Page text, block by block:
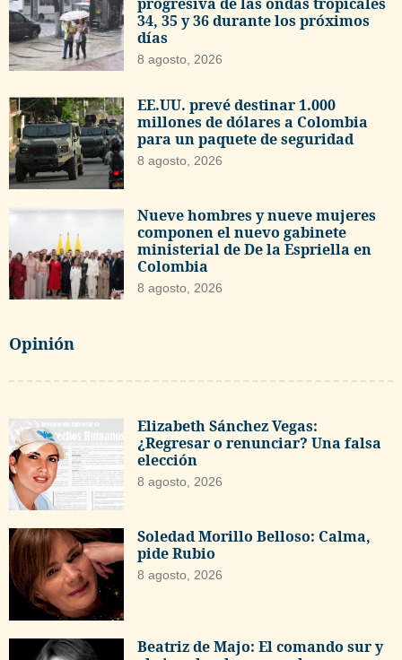
progresiva de las ondas tropicales
34, 35 y 36 durante los próximos
días
8 agosto, 2026
EE.UU. prevé destinar 1.000
millones de dólares a Colombia
para un paquete de seguridad
8 agosto, 2026
Nueve hombres y nueve mujeres
componen el nuevo gabinete
ministerial de De la Espriella en
Colombia
8 agosto, 2026
Opinión
Elizabeth Sánchez Vegas:
¿Regresar o renunciar? Una falsa
elección
8 agosto, 2026
Soledad Morillo Belloso: Calma,
pide Rubio
8 agosto, 2026
Beatriz de Majo: El comando sur y